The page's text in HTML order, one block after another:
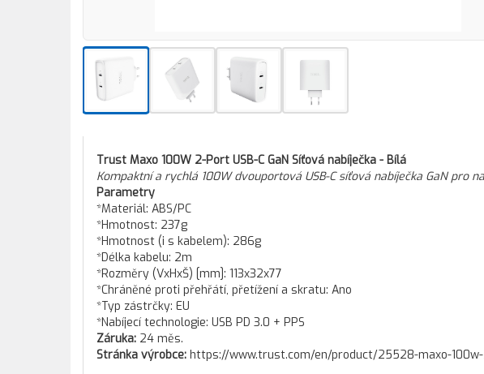
Trust Maxo 100W 2-Port USB-C GaN Síťová nabíječka - Bílá
Kompaktní a rychlá 100W dvouportová USB-C síťová nabíječka GaN pro
Parametry
*Materiál: ABS/PC
*Hmotnost: 237g
*Hmotnost (i s kabelem): 286g
*Délka kabelu: 2m
*Rozměry (VxHxŠ) [mm]: 113x32x77
*Chráněné proti přehřátí, přetížení a skratu: Ano
*Typ zástrčky: EU
*Nabíjecí technologie: USB PD 3.0 + PPS
Záruka: 24 měs.
Stránka výrobce: https://www.trust.com/en/product/25528-maxo-